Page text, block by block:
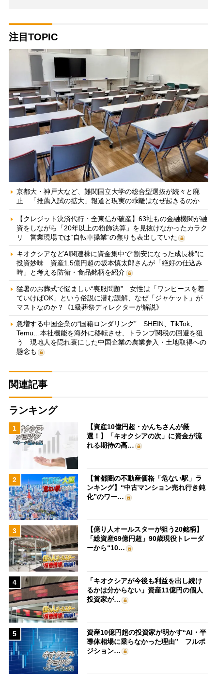
注目TOPIC
京都大・神戸大など、難関国立大学の総合型選抜が続々と廃
止 「推薦入試の拡大」報道と現実の乖離はなぜ起きるのか
【クレジット決済代行・全東信が破産】63社もの金融機関が融
資をしながら「20年以上の粉飾決算」を見抜けなかったカラク
リ 営業現場では“自転車操業”の焦りも表出していた
キオクシアなどAI関連株に資金集中で“割安になった成長株”に
投資妙味 資産1.5億円超の坂本慎太郎さんが「絶好の仕込み
時」と考える防衛・食品銘柄を紹介
猛暑のお葬式で悩ましい“喪服問題” 女性は「ワンピースを着
ていけばOK」という俗説に潜む誤解、なぜ「ジャケット」が
マストなのか？《1級葬祭ディレクターが解説》
急増する中国企業の“国籍ロンダリング” SHEIN、TikTok、
Temu…本社機能を海外に移転させ、トランプ関税の回避を狙
う 現地人を隠れ蓑にした中国企業の農業参入・土地取得への
懸念も
関連記事
ランキング
1
【資産10億円超・かんちさんが厳
選！】「キオクシアの次」に資金が流
れる期待の高…
2
【首都圏の不動産価格「危ない駅」ラ
ンキング】“中古マンション売れ行き鈍
化”のワー…
3
【億り人オールスターが狙う20銘柄】
「総資産69億円超」90歳現役トレーダ
ーから“10…
4
「キオクシアが今後も利益を出し続け
るかは分からない」資産11億円の個人
投資家が…
5
資産10億円超の投資家が明かす“AI・半
導体相場に乗らなかった理由” フルポ
ジション…